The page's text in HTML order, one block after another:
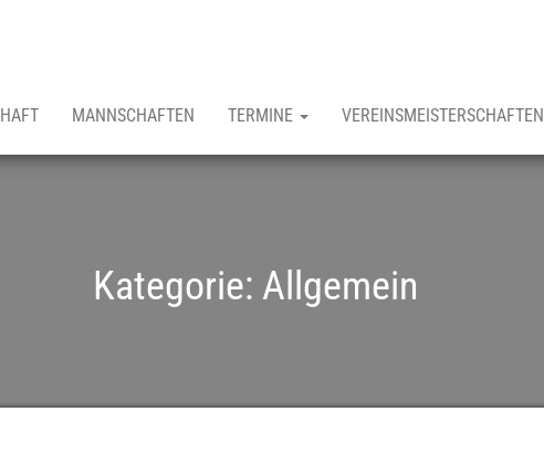
MANNSCHAFTEN TERMINE VEREINSMEISTERSCHAFTEN
Kategorie: Allgemein